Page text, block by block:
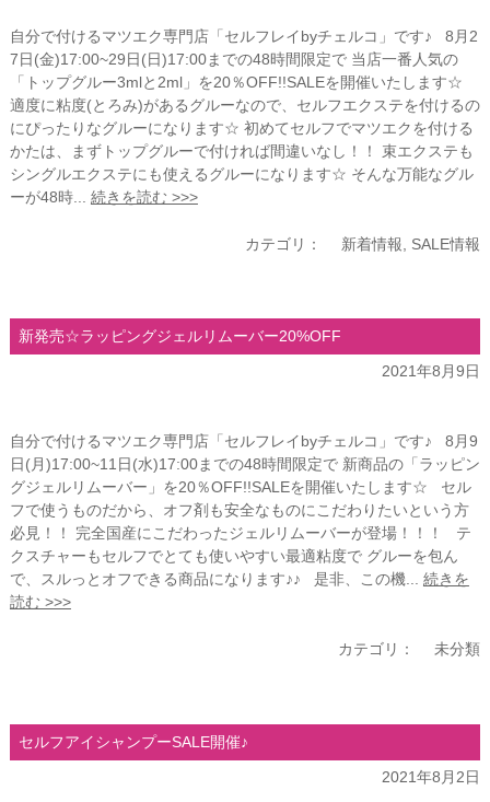
自分で付けるマツエク専門店「セルフレイbyチェルコ」です♪ 8月2
7日(金)17:00~29日(日)17:00までの48時間限定で 当店一番人気の
「トップグルー3mlと2ml」を20％OFF!!SALEを開催いたします☆
適度に粘度(とろみ)があるグルーなので、セルフエクステを付けるの
にぴったりなグルーになります☆ 初めてセルフでマツエクを付ける
かたは、まずトップグルーで付ければ間違いなし！！ 束エクステも
シングルエクステにも使えるグルーになります☆ そんな万能なグル
ーが48時... 続きを読む >>>
カテゴリ： 新着情報 SALE情報
新発売☆ラッピングジェルリムーバー20%OFF
2021年8月9日
自分で付けるマツエク専門店「セルフレイbyチェルコ」です♪ 8月9
日(月)17:00~11日(水)17:00までの48時間限定で 新商品の「ラッピン
グジェルリムーバー」を20％OFF!!SALEを開催いたします☆ セル
フで使うものだから、オフ剤も安全なものにこだわりたいという方
必見！！ 完全国産にこだわったジェルリムーバーが登場！！！ テ
クスチャーもセルフでとても使いやすい最適粘度で グルーを包ん
で、スルっとオフできる商品になります♪♪ 是非、この機... 続きを
読む >>>
カテゴリ： 未分類
セルフアイシャンプーSALE開催♪
2021年8月2日